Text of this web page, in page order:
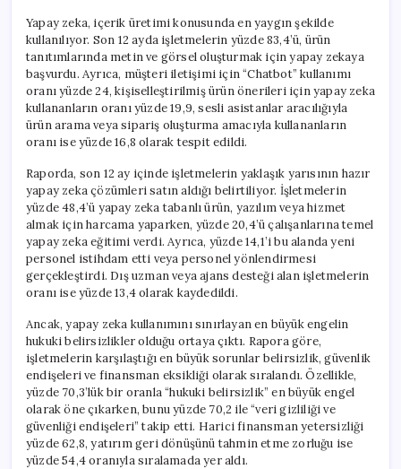
Yapay zeka, içerik üretimi konusunda en yaygın şekilde
kullanılıyor. Son 12 ayda işletmelerin yüzde 83,4’ü, ürün
tanıtımlarında metin ve görsel oluşturmak için yapay zekaya
başvurdu. Ayrıca, müşteri iletişimi için “Chatbot” kullanımı
oranı yüzde 24, kişiselleştirilmiş ürün önerileri için yapay zeka
kullananların oranı yüzde 19,9, sesli asistanlar aracılığıyla
ürün arama veya sipariş oluşturma amacıyla kullananların
oranı ise yüzde 16,8 olarak tespit edildi.
Raporda, son 12 ay içinde işletmelerin yaklaşık yarısının hazır
yapay zeka çözümleri satın aldığı belirtiliyor. İşletmelerin
yüzde 48,4’ü yapay zeka tabanlı ürün, yazılım veya hizmet
almak için harcama yaparken, yüzde 20,4’ü çalışanlarına temel
yapay zeka eğitimi verdi. Ayrıca, yüzde 14,1’i bu alanda yeni
personel istihdam etti veya personel yönlendirmesi
gerçekleştirdi. Dış uzman veya ajans desteği alan işletmelerin
oranı ise yüzde 13,4 olarak kaydedildi.
Ancak, yapay zeka kullanımını sınırlayan en büyük engelin
hukuki belirsizlikler olduğu ortaya çıktı. Rapora göre,
işletmelerin karşılaştığı en büyük sorunlar belirsizlik, güvenlik
endişeleri ve finansman eksikliği olarak sıralandı. Özellikle,
yüzde 70,3’lük bir oranla “hukuki belirsizlik” en büyük engel
olarak öne çıkarken, bunu yüzde 70,2 ile “veri gizliliği ve
güvenliği endişeleri” takip etti. Harici finansman yetersizliği
yüzde 62,8, yatırım geri dönüşünü tahmin etme zorluğu ise
yüzde 54,4 oranıyla sıralamada yer aldı.